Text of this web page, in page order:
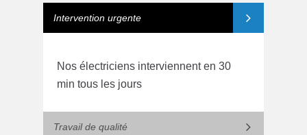
Intervention urgente
Nos électriciens interviennent en 30
min tous les jours
Travail de qualité